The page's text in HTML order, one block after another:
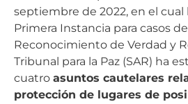
septiembre de 2022, en el cual
Primera Instancia para casos
Reconocimiento de Verdad y
Tribunal para la Paz (SAR) ha
cuatro asuntos cautelares
protección de lugares de